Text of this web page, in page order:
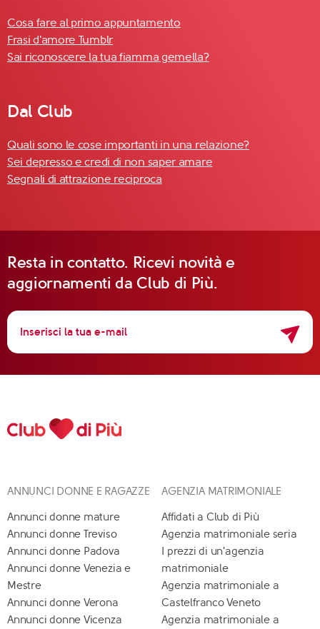
Cosa fare al primo appuntamento
Frasi d'amore Tumblr
Sai riconoscere la tua fiamma gemella?
Dal Club
Quali sono le cose importanti in una relazione?
Sei depresso e credi di non saper amare
Segnali di attrazione reciproca
Resta in contatto. Ricevi novità e
aggiornamenti da Club di Più.
ANNUNCI DONNE E RAGAZZE
Annunci donne mature
Annunci donne Treviso
Annunci donne Padova
Annunci donne Venezia e
Mestre
Annunci donne Verona
Annunci donne Vicenza
AGENZIA MATRIMONIALE
Affidati a Club di Più
Agenzia matrimoniale seria
I prezzi di un'agenzia
matrimoniale
Agenzia matrimoniale a
Castelfranco Veneto
Agenzia matrimoniale a